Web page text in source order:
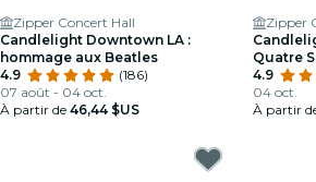
Zipper Concert Hall
Candlelight Downtown LA :
hommage aux Beatles
4.9
(186)
07 août - 04 oct.
À partir de 46,44 $US
Zipper
Quatre
4.9
04 oct.
À partir